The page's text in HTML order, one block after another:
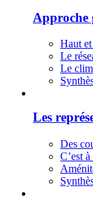
Approche
Haut
Le
Le
Les
Des
C’est